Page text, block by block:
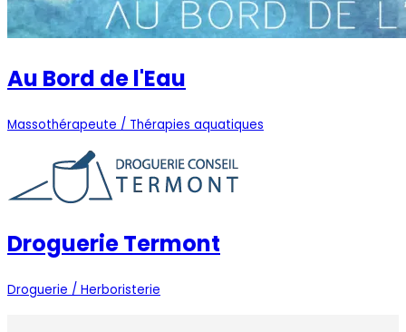
Au Bord de l'Eau
Massothérapeute / Thérapies aquatiques
Droguerie Termont
Droguerie / Herboristerie